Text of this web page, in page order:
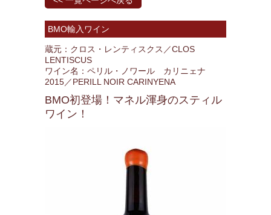
BMO輸入ワイン
蔵元：クロス・レンティスクス／CLOS
LENTISCUS
ワイン名：ペリル・ノワール カリニェナ
2015／PERILL NOIR CARINYENA
BMO初登場！マネル渾身のスティル
ワイン！